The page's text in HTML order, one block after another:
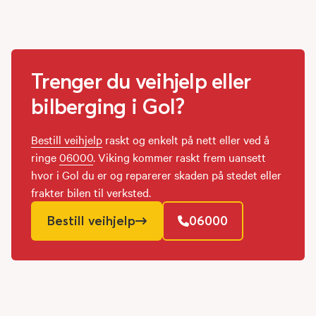
Trenger du veihjelp eller
bilberging i Gol?
Bestill veihjelp raskt og enkelt på nett eller ved å
ringe06000. Viking kommer raskt frem uansett
hvor i Gol du er og reparerer skaden på stedet eller
frakter bilen til verksted.
Bestill veihjelp 06000